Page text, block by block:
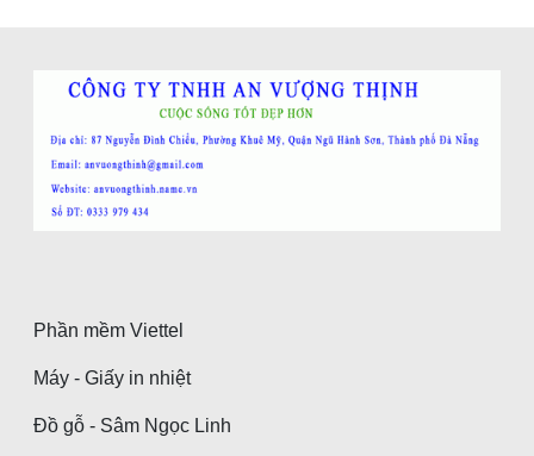
Phần mềm Viettel
Máy - Giấy in nhiệt
Đồ gỗ - Sâm Ngọc Linh